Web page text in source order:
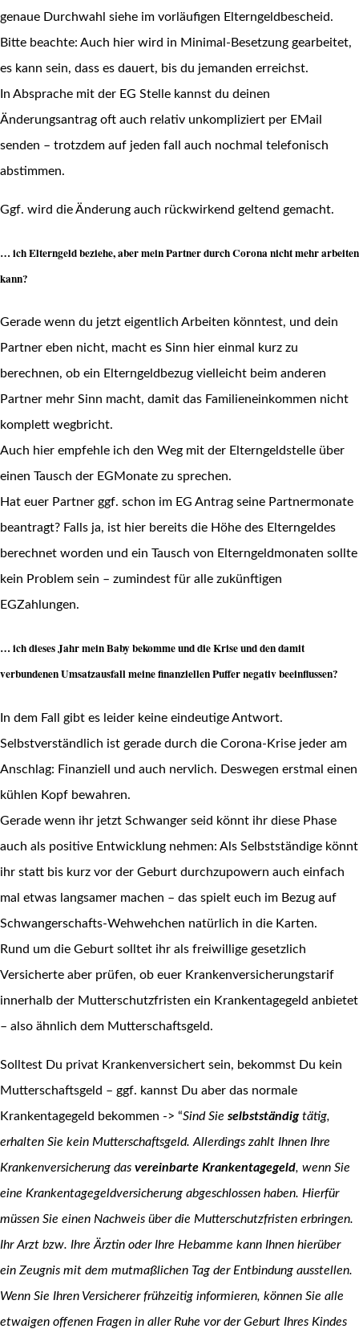
genaue Durchwahl siehe im vorläufigen Elterngeldbescheid.
Bitte beachte: Auch hier wird in Minimal-Besetzung gearbeitet,
es kann sein, dass es dauert, bis du jemanden erreichst.
In Absprache mit der EG Stelle kannst du deinen
Änderungsantrag oft auch relativ unkompliziert per EMail
senden – trotzdem auf jeden fall auch nochmal telefonisch
abstimmen.
Ggf. wird die Änderung auch rückwirkend geltend gemacht.
… ich Elterngeld beziehe, aber mein Partner durch Corona nicht mehr arbeiten
kann?
Gerade wenn du jetzt eigentlich Arbeiten könntest, und dein
Partner eben nicht, macht es Sinn hier einmal kurz zu
berechnen, ob ein Elterngeldbezug vielleicht beim anderen
Partner mehr Sinn macht, damit das Familieneinkommen nicht
komplett wegbricht.
Auch hier empfehle ich den Weg mit der Elterngeldstelle über
einen Tausch der EGMonate zu sprechen.
Hat euer Partner ggf. schon im EG Antrag seine Partnermonate
beantragt? Falls ja, ist hier bereits die Höhe des Elterngeldes
berechnet worden und ein Tausch von Elterngeldmonaten sollte
kein Problem sein – zumindest für alle zukünftigen
EGZahlungen.
… ich dieses Jahr mein Baby bekomme und die Krise und den damit
verbundenen Umsatzausfall meine finanziellen Puffer negativ beeinflussen?
In dem Fall gibt es leider keine eindeutige Antwort.
Selbstverständlich ist gerade durch die Corona-Krise jeder am
Anschlag: Finanziell und auch nervlich. Deswegen erstmal einen
kühlen Kopf bewahren.
Gerade wenn ihr jetzt Schwanger seid könnt ihr diese Phase
auch als positive Entwicklung nehmen: Als Selbstständige könnt
ihr statt bis kurz vor der Geburt durchzupowern auch einfach
mal etwas langsamer machen – das spielt euch im Bezug auf
Schwangerschafts-Wehwehchen natürlich in die Karten.
Rund um die Geburt solltet ihr als freiwillige gesetzlich
Versicherte aber prüfen, ob euer Krankenversicherungstarif
innerhalb der Mutterschutzfristen ein Krankentagegeld anbietet
– also ähnlich dem Mutterschaftsgeld.
Solltest Du privat Krankenversichert sein, bekommst Du kein
Mutterschaftsgeld – ggf. kannst Du aber das normale
Krankentagegeld bekommen -> “Sind Sie selbstständigtätig,
erhalten Sie kein Mutterschaftsgeld. Allerdings zahlt Ihnen Ihre
Krankenversicherung das vereinbarte Krankentagegeld, wenn Sie
eine Krankentagegeldversicherung abgeschlossen haben. Hierfür
müssen Sie einen Nachweis über die Mutterschutzfristen erbringen.
Ihr Arzt bzw. Ihre Ärztin oder Ihre Hebamme kann Ihnen hierüber
ein Zeugnis mit dem mutmaßlichen Tag der Entbindung ausstellen.
Wenn Sie Ihren Versicherer frühzeitig informieren, können Sie alle
etwaigen offenen Fragen in aller Ruhe vor der Geburt Ihres Kindes